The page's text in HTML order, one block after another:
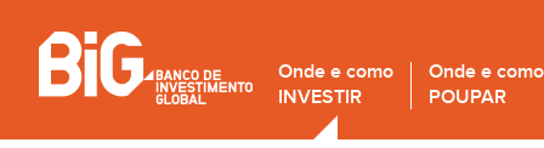
Onde e como
INVESTIR
Onde e como
POUPAR